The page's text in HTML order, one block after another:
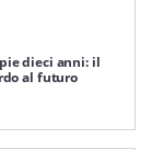
dieci anni: il
al futuro